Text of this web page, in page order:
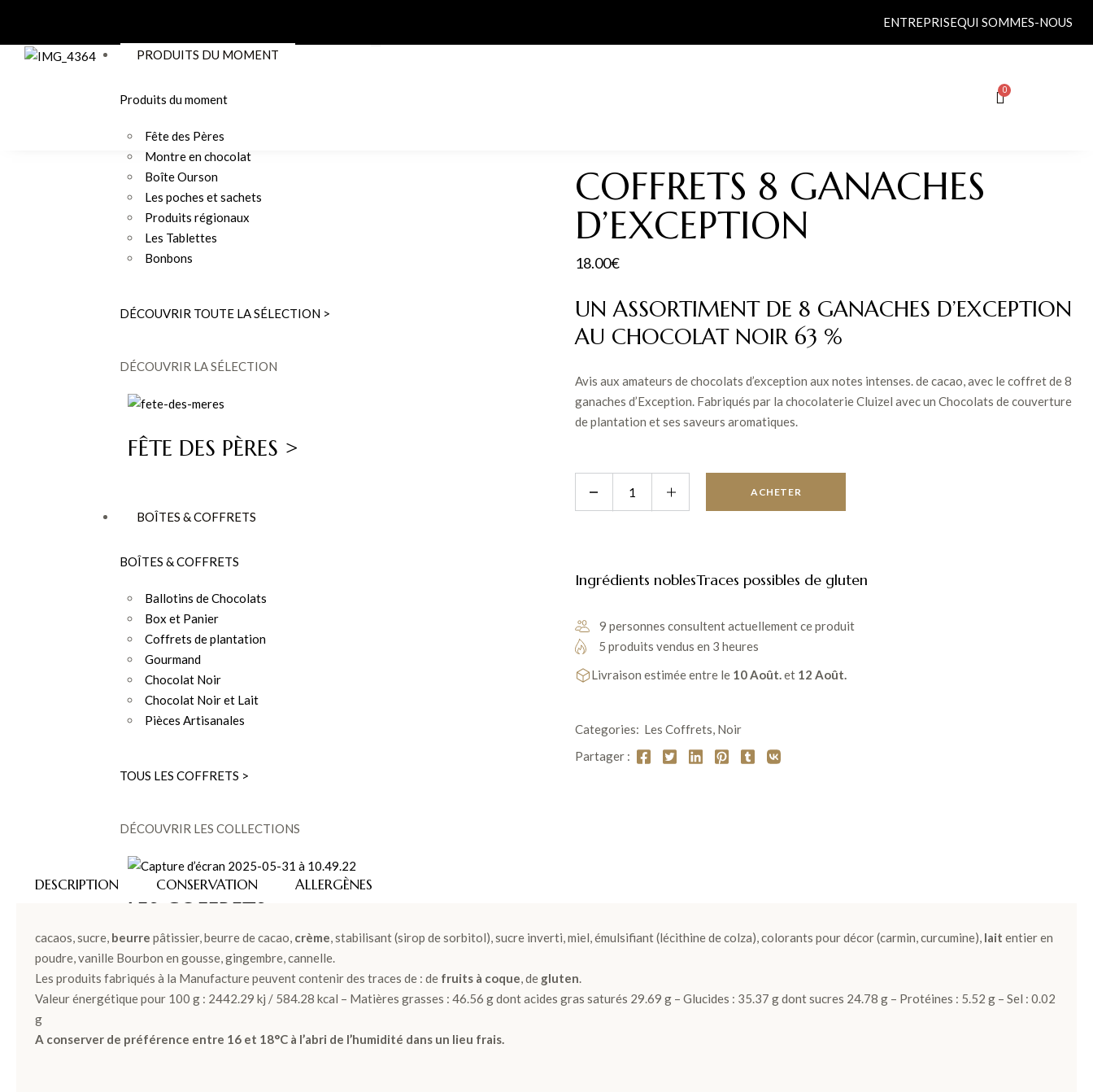
ENTREPRISEQUI SOMMES-NOUS
PRODUITS DU MOMENT
Produits du moment
Fête des Pères
Montre en chocolat
Boîte Ourson
Les poches et sachets
Produits régionaux
Les Tablettes
Bonbons
DÉCOUVRIR TOUTE LA SÉLECTION >
DÉCOUVRIR LA SÉLECTION
FÊTE DES PÈRES >
BOÎTES & COFFRETS
BOÎTES & COFFRETS
Ballotins de Chocolats
Box et Panier
Coffrets de plantation
Gourmand
Chocolat Noir
Chocolat Noir et Lait
Pièces Artisanales
TOUS LES COFFRETS >
DÉCOUVRIR LES COLLECTIONS
LES COFFRETS >
LES PLANTATIONS >
COFFRETS 8 GANACHES
D’EXCEPTION
18.00€
UN ASSORTIMENT DE 8 GANACHES D’EXCEPTION
AU CHOCOLAT NOIR 63 %
Avis aux amateurs de chocolats d’exception aux notes intenses. de cacao, avec le coffret de 8
ganaches d’Exception. Fabriqués par la chocolaterie Cluizel avec un Chocolats de couverture
de plantation et ses saveurs aromatiques.
ACHETER
Ingrédients noblesTraces possibles de gluten
9 personnes consultent actuellement ce produit
5 produits vendus en 3 heures
Livraison estimée entre le 10 Août.et 12 Août.
Categories: Les Coffrets, Noir
Partager :
DESCRIPTION CONSERVATION ALLERGÈNES
cacaos, sucre, beurre pâtissier, beurre de cacao, crème, stabilisant (sirop de sorbitol), sucre inverti, miel, émulsifiant (lécithine de colza), colorants pour décor (carmin, curcumine), lait entier en
poudre, vanille Bourbon en gousse, gingembre, cannelle.
Les produits fabriqués à la Manufacture peuvent contenir des traces de : de fruits à coque, de gluten.
Valeur énergétique pour 100 g : 2442.29 kj / 584.28 kcal – Matières grasses : 46.56 g dont acides gras saturés 29.69 g – Glucides : 35.37 g dont sucres 24.78 g – Protéines : 5.52 g – Sel : 0.02
g
A conserver de préférence entre 16 et 18°C à l’abri de l’humidité dans un lieu frais.